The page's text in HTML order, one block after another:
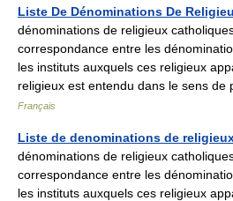
Liste De Dénominations De
dénominations de religieux
correspondance entre les
les instituts auxquels ces religieux
religieux est entendu dans le sens
Français
Liste de denominations de
dénominations de religieux
correspondance entre les
les instituts auxquels ces religieux